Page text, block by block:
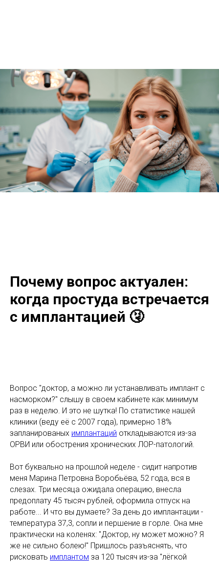
Почему вопрос актуален:
когда простуда встречается
с имплантацией 🤧
Вопрос "доктор, а можно ли устанавливать имплант с
насморком?" слышу в своем кабинете как минимум
раз в неделю. И это не шутка! По статистике нашей
клиники (веду её с 2007 года), примерно 18%
запланированых имплантаций откладываются из-за
ОРВИ или обострения хронических ЛОР-патологий.
Вот буквально на прошлой неделе - сидит напротив
меня Марина Петровна Воробьёва, 52 года, вся в
слезах. Три месяца ожидала операцию, внесла
предоплату 45 тысяч рублей, оформила отпуск на
работе... И что вы думаете? За день до имплантации -
температура 37,3, сопли и першение в горле. Она мне
практически на коленях: "Доктор, ну может можно? Я
же не сильно болею!" Пришлось разъяснять, что
рисковать имплантом за 120 тысяч из-за "лёгкой